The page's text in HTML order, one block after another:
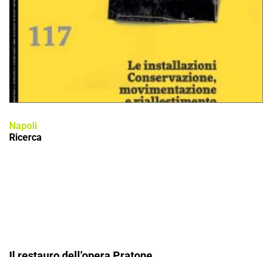
Napoli
Ricerca